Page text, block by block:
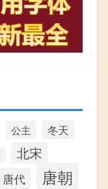
公主 冬天
北宋
唐代 唐朝